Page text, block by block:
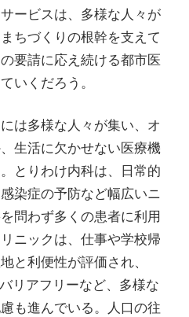
ービスは、多様な人々が
ちづくりの根幹を支えて
要請に応え続ける都市医
いくだろう。
は多様な人々が集い、オ
生活に欠かせない医療機
とりわけ内科は、日常的
染症の予防など幅広いニ
問わず多くの患者に利用
ニックは、仕事や学校帰
と利便性が評価され、
リアフリーなど、多様な
も進んでいる。人口の往